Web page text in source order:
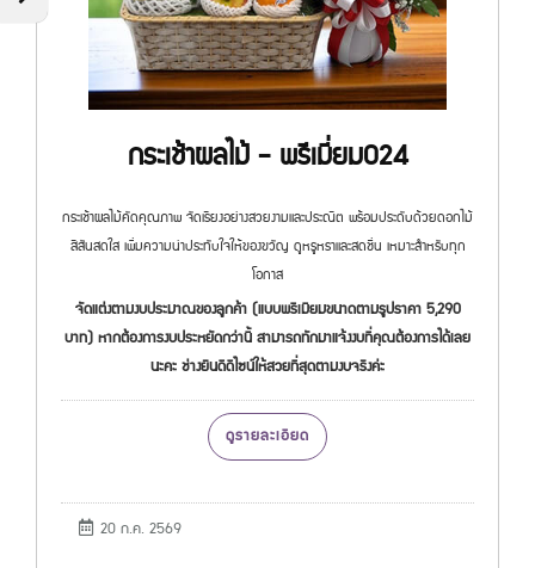
กระเช้าผลไม้ - พรีเมี่ยม024
กระเช้าผลไม้คัดคุณภาพ จัดเรียงอย่างสวยงามและประณีต พร้อมประดับด้วยดอกไม้
สีสันสดใส เพิ่มความน่าประทับใจให้ของขวัญ ดูหรูหราและสดชื่น เหมาะสำหรับทุก
โอกาส
จัดแต่งตามงบประมาณของลูกค้า (แบบพรีเมียมขนาดตามรูปราคา 5,290
บาท) หากต้องการงบประหยัดกว่านี้ สามารถทักมาแจ้งงบที่คุณต้องการได้เลย
นะคะ ช่างยินดีดีไซน์ให้สวยที่สุดตามงบจริงค่ะ
ดูรายละเอียด
20 ก.ค. 2569